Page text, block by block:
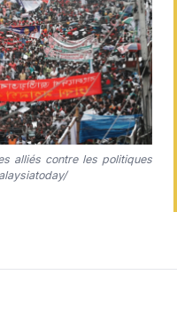
alliés contre les politiques